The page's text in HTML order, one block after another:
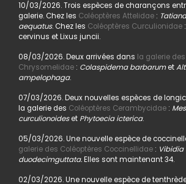
10/03/2026. Trois espèces de charançons
galerie. Chez les Coléoptères Attelidae:
aequatus. Chez les Coléoptères Curculionidae:
cervinus et Lixus juncii.
08/03/2026. Deux arrivées dans la galerie des
Chrysomelidae: Colaspidema barbarumet
ampelophaga.
07/03/2026. Deux nouvelles espèces de
la galerie des Coléoptères Cerambycidae:
curculionoideset Phytoecia icterica.
05/03/2026. Une nouvelle espèce de
galerie des Coléoptères Coccinellidae: Vibidia
duodecimguttata.Elles sont maintenant 34.
02/03/2026. Une nouvelle espèce de